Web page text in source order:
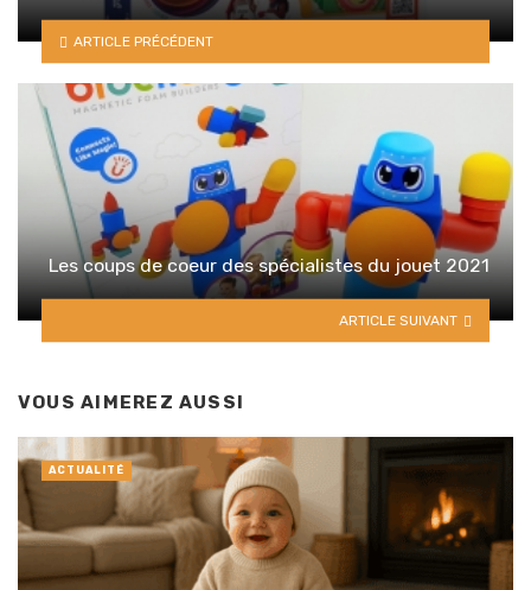
ARTICLE PRÉCÉDENT
Les coups de coeur des spécialistes du jouet 2021
ARTICLE SUIVANT
VOUS AIMEREZ AUSSI
ACTUALITÉ